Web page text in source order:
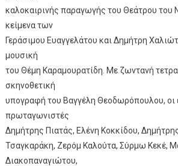
καλοκαιρινής παραγωγής του Θεάτρου του
κείμενα των
Γεράσιμου Ευαγγελάτου και Δημήτρη
μουσική
του Θέμη Καραμουρατίδη. Με ζωντανή
σκηνοθετική
υπογραφή του Βαγγέλη Θεοδωρόπουλου, οι
πρωταγωνιστές
Δημήτρης Πιατάς, Ελένη Κοκκίδου,
Τσαγκαράκη, Ζερόμ Καλούτα, Σύρμω Κεκέ,
Διακοπαναγιώτου,